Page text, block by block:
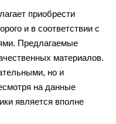
приобрести
и в соответствии с
Предлагаемые
материалов.
но и
на данные
является вполне